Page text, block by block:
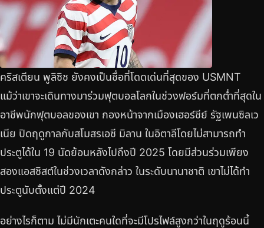
คริสเตียน พูลิซิช ยังคงเป็นชื่อที่โดดเด่นที่สุดของ USMNT
แม้ว่าเขาจะเดินทางมาร่วมฟุตบอลโลกในช่วงฟอร์มที่ตกต่ำที่สุดใน
อาชีพนักฟุตบอลของเขา กองหน้าจากเมืองเฮอร์ชีย์ รัฐเพนซิลเว
เนีย ปิดฤดูกาลกับสโมสรเอซี มิลาน ในอิตาลีโดยไม่สามารถทำ
ประตูได้ใน 19 นัดย้อนหลังไปถึงปี 2025 โดยมีส่วนร่วมเพียง
สองแอสซิสต์ในช่วงเวลาดังกล่าว ในระดับนานาชาติ เขาไม่ได้ทำ
ประตูนับตั้งแต่ปี 2024
อย่างไรก็ตาม ไม่มีนักเตะคนใดที่จะมีโปรไฟล์สูงกว่าในฤดูร้อนนี้